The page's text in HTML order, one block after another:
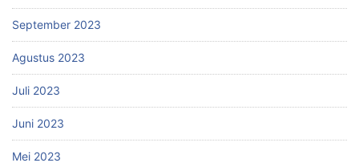
September 2023
Agustus 2023
Juli 2023
Juni 2023
Mei 2023